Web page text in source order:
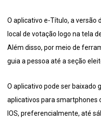
O aplicativo e-Título, a versão
local de votação logo na tela
Além disso, por meio de
guia a pessoa até a seção
O aplicativo pode ser baixado
aplicativos para smartphones
IOS, preferencialmente, até